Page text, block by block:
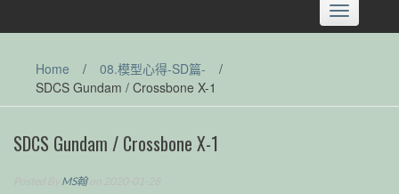
Toggle
navigation
Home / 08.模型心得-SD篇-
/
SDCS Gundam / Crossbone X-1
SDCS Gundam / Crossbone X-1
MS翰on 2020-01-28